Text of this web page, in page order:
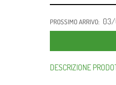
PROSSIMO ARRIVO:
DESCRIZIONE